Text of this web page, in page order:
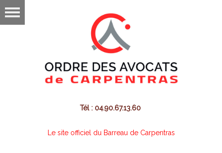
Tél : 04.90.67.13.60
Le site officiel du Barreau de Carpentras